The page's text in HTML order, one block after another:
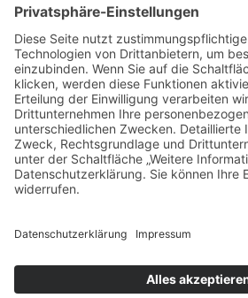
 Impressum
powered by trend-
Guestpass
Kostenlos für unsere
vielen